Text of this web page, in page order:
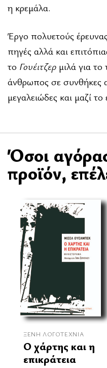
η κρεμάλα.
Έργο πολυετούς
πηγές αλλά και
το Γουέιτζερ μιλά για το
άνθρωπος σε συνθήκες
μεγαλειώδες και μαζί το
Όσοι
προϊόν,
ΞΈΝΗ ΛΟΓΟΤΕΧΝΊΑ
Ο χάρτης και η
επικράτεια